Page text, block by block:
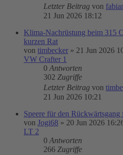
Letzter Beitrag von
21 Jun 2026 18:12
Klima-Nachrüstung beim 315
kurzen Rat
von timbecker » 21 Jun 2026
VW Crafter 1
0 Antworten
302 Zugriffe
Letzter Beitrag von
21 Jun 2026 10:21
Speere für den
von Jogi68 » 20 Jun 2026
LT 2
0 Antworten
266 Zugriffe